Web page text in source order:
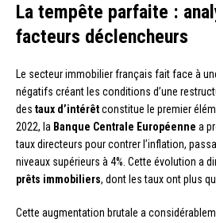
La tempête parfaite :
facteurs déclencheurs
Le secteur immobilier français fait face à
négatifs créant les conditions d’une
des taux d’intérêtconstitue le premier
2022, la Banque Centrale Européenne a
taux directeurs pour contrer l’inflation,
niveaux supérieurs à 4%. Cette évolution a
prêts immobiliers, dont les taux ont plus
Cette augmentation brutale a